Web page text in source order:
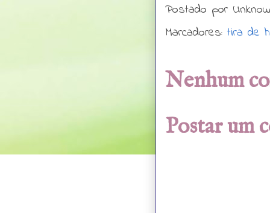
Postado por
Marcadores:tira de
Nenhum
Postar um